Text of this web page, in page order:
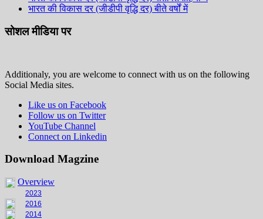
भारत की विकास दर (जीडीपी वृद्धि दर) बीते वर्षों में
सोशल मीडिया पर
Additionaly, you are welcome to connect with us on the following
Social Media sites.
Like us on Facebook
Follow us on Twitter
YouTube Channel
Connect on Linkedin
Download Magzine
Overview
2023
2016
2014